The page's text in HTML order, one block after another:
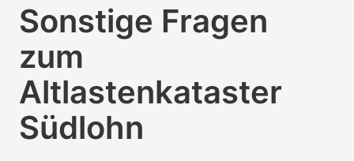
Sonstige Fragen
zum
Altlastenkataster
Südlohn